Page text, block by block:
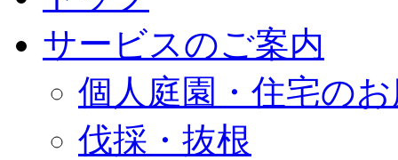
サービスのご案内
個人庭園・住宅の
伐採・抜根